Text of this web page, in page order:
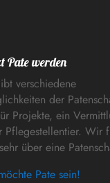
Pate werden
verschiedene
der
Projekte, ein
Pflegestellentier. Wir
über eine
Pate sein!